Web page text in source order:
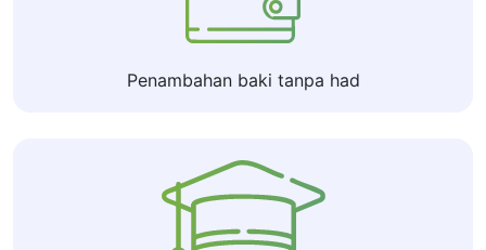
Penambahan baki tanpa had